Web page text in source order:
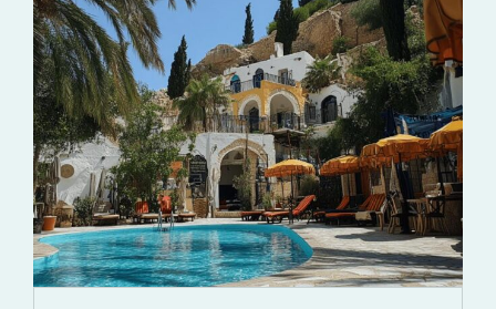
LE
CONFORT
DES
CLASSES
SELON
LES
MODELES